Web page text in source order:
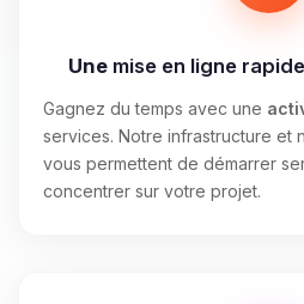
Une mise en ligne rapide
Gagnez du temps avec une
services. Notre infrastructure et
vous permettent de démarrer
concentrer sur votre projet.